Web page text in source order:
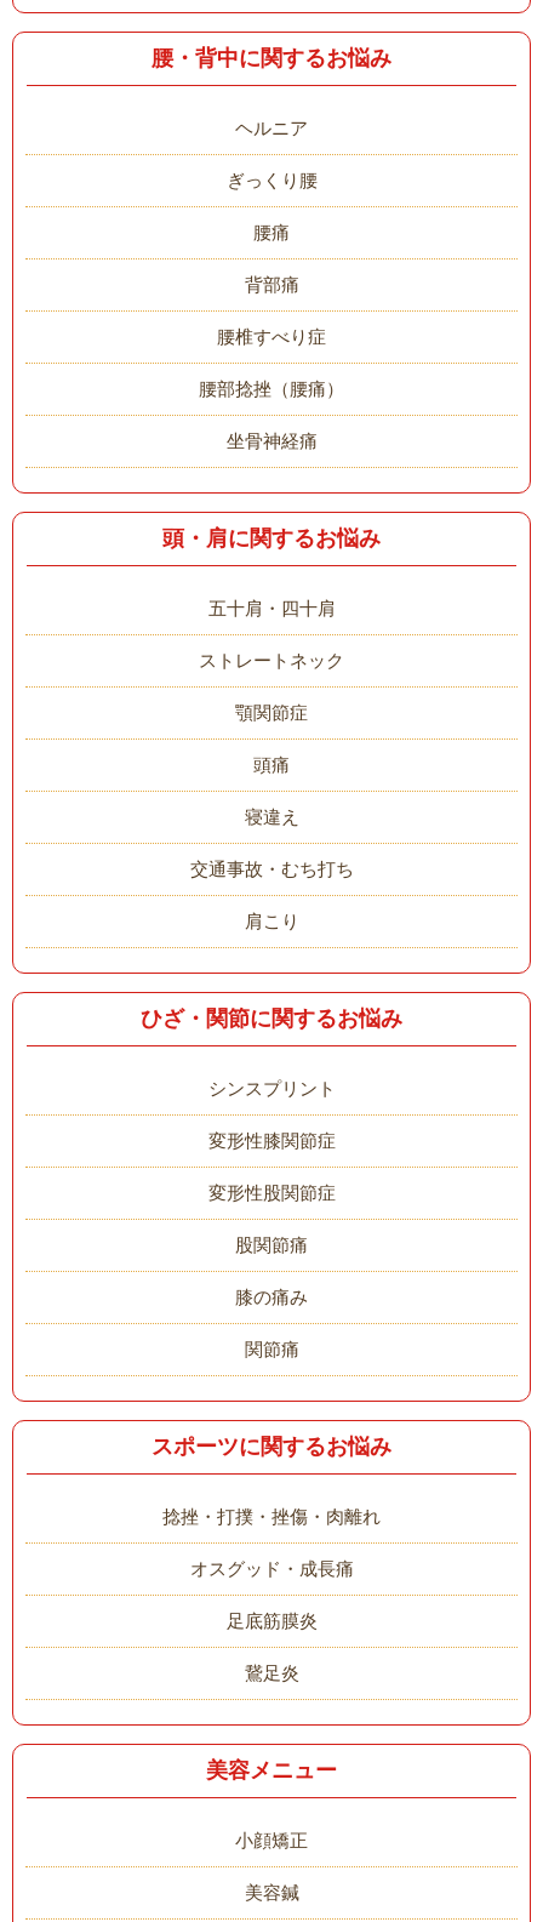
腰・背中に関するお悩み
ヘルニア
ぎっくり腰
腰痛
背部痛
腰椎すべり症
腰部捻挫（腰痛）
坐骨神経痛
頭・肩に関するお悩み
五十肩・四十肩
ストレートネック
顎関節症
頭痛
寝違え
交通事故・むち打ち
肩こり
ひざ・関節に関するお悩み
シンスプリント
変形性膝関節症
変形性股関節症
股関節痛
膝の痛み
関節痛
スポーツに関するお悩み
捻挫・打撲・挫傷・肉離れ
オスグッド・成長痛
足底筋膜炎
鵞足炎
美容メニュー
小顔矯正
美容鍼